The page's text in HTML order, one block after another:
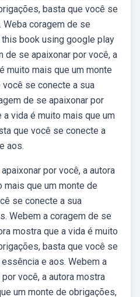
basta que você se
Weba coragem de se
this book using google play
de se apaixonar por você, a
muito mais que um monte
se conecte a sua
de se apaixonar por
a vida é muito mais que um
que você se conecte a
aos.
por você, a autora
mais que um monte de
se conecte a sua
Webem a coragem de se
mostra que a vida é muito
basta que você se
e aos. Webem a
você, a autora mostra
um monte de obrigações,